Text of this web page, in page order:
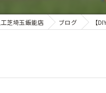
芝埼玉飯能店 ブログ 【